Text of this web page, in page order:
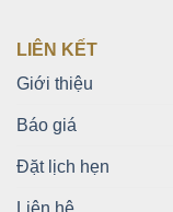
LIÊN KẾT
Giới thiệu
Báo giá
Đặt lịch hẹn
Liên hệ